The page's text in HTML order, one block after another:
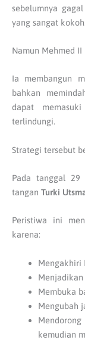
sebelumnya
yang sangat kokoh.
Namun Mehmed
Ia membangun
bahkan
dapat
terlindungi.
Strategi tersebut
Pada tanggal 29
tangan Turki
Peristiwa ini
karena:
Mengakhiri
Membuka
Mengubah
kemudian